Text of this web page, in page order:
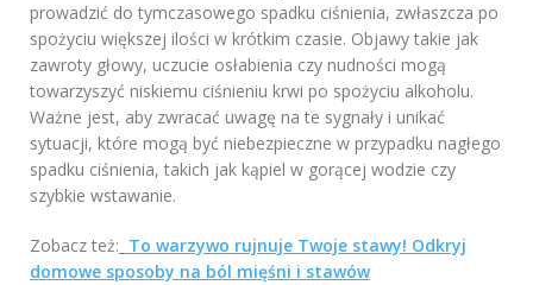
prowadzić do tymczasowego spadku ciśnienia, zwłaszcza po
spożyciu większej ilości w krótkim czasie. Objawy takie jak
zawroty głowy, uczucie osłabienia czy nudności mogą
towarzyszyć niskiemu ciśnieniu krwi po spożyciu alkoholu.
Ważne jest, aby zwracać uwagę na te sygnały i unikać
sytuacji, które mogą być niebezpieczne w przypadku nagłego
spadku ciśnienia, takich jak kąpiel w gorącej wodzie czy
szybkie wstawanie.
Zobacz też: To warzywo rujnuje Twoje stawy! Odkryj
domowe sposoby na ból mięśni i stawów